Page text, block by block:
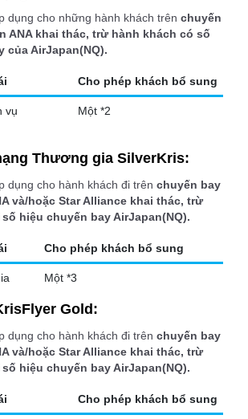
dụng cho những hành khách trên chuyến
ANA khai thác, trừ hành khách có số
của AirJapan(NQ).
Cho phép khách bổ sung
vụ
Một *2
Thương gia SilverKris:
dụng cho hành khách đi trên chuyến bay
và/hoặc Star Alliance khai thác, trừ
hiệu chuyến bay AirJapan(NQ).
Cho phép khách bổ sung
Một *3
Gold:
dụng cho hành khách đi trên chuyến bay
và/hoặc Star Alliance khai thác, trừ
hiệu chuyến bay AirJapan(NQ).
Cho phép khách bổ sung